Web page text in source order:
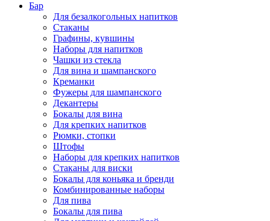
Бар
Для безалкогольных напитков
Стаканы
Графины, кувшины
Наборы для напитков
Чашки из стекла
Для вина и шампанского
Креманки
Фужеры для шампанского
Декантеры
Бокалы для вина
Для крепких напитков
Рюмки, стопки
Штофы
Наборы для крепких напитков
Стаканы для виски
Бокалы для коньяка и бренди
Комбинированные наборы
Для пива
Бокалы для пива